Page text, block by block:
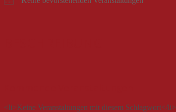
<li>Keine Veranstaltungen mit diesem Schlagwort</li>